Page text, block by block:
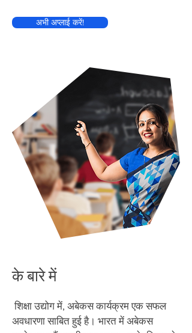
अभी अप्लाई करें!
के बारे में
​शिक्षा उद्योग में, अबेकस कार्यक्रम एक सफल
अवधारणा साबित हुई है। भारत में अबेकस